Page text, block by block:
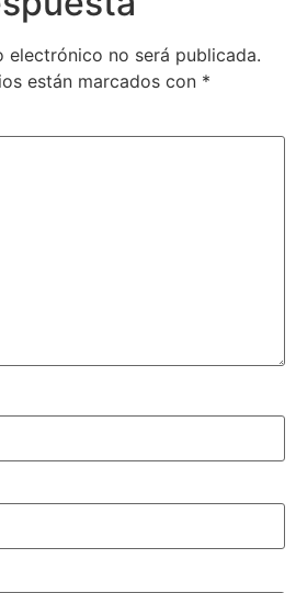
electrónico no será publicada.
están marcados con *